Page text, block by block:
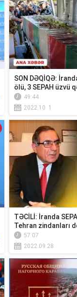
SON DƏQİQƏ:
ölü, 3 SEPAH üzvü
49:44
2022.10. 1
TƏCİLİ: İranda
Tehran zindanları
57:07
2022.09.28